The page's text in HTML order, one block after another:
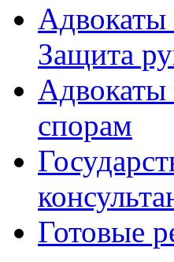
Адвокаты
Защита
спорам
Готовые